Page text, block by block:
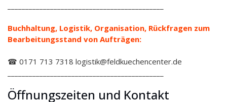
Buchhaltung, Logistik, Organisation, Rückfragen zum
Bearbeitungsstand von Aufträgen:
☎ 0171 713 7318 logistik@feldkuechencenter.de
Öffnungszeiten und Kontakt